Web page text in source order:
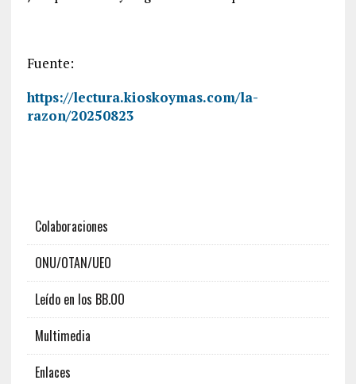
Fuente:
https://lectura.kioskoymas.com/la-
razon/20250823
Colaboraciones
ONU/OTAN/UEO
Leído en los BB.OO
Multimedia
Enlaces